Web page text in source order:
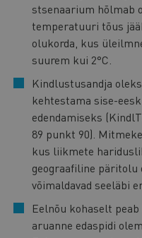
stsenaarium hõlmab
temperatuuri tõus
olukorda, kus
suurem kui 2°C.
Kindlustusandja
kehtestama sise-
edendamiseks
89 punkt 90).
kus liikmete
geograafiline päritolu
võimaldavad seeläbi
Eelnõu kohaselt
aruanne edaspidi